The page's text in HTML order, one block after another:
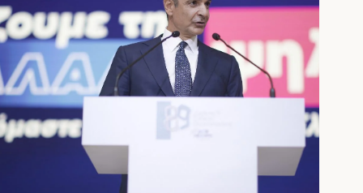
Τι
είπε
στη
συνάντηση
με
Τασούλα